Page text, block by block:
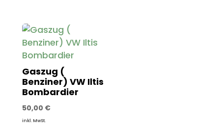
Gaszug (
Benziner) VW Iltis
Bombardier
50,00 €
inkl. MwSt.